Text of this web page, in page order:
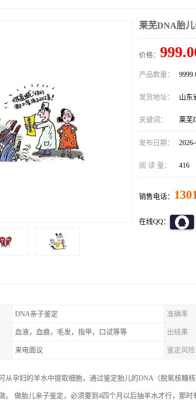
莱芜DNA胎
价格：
产品数量：
发货地址： 山东
关键词： 莱芜
发布日期：
阅 读 量： 416
销售电话：
在线QQ：
DNA亲子鉴定 准确率
血液，血痕，毛发，指甲，口试等等 出结果
来电面议 鉴定风险
从孕妇的羊水中提取细胞，通过鉴定胎儿的DNA（脱氧核糖
。 做胎儿亲子鉴定，必须要到4四个月以后抽羊水才行，那